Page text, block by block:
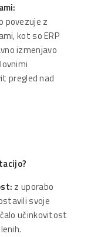
povezuje z
kot so ERP
izmenjavo
pregled nad
z uporabo
svoje
učinkovitost